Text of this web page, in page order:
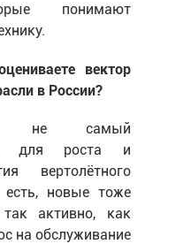
понимают
вектор
в России?
не самый
для роста и
вертолётного
есть, новые тоже
активно, как
на обслуживание